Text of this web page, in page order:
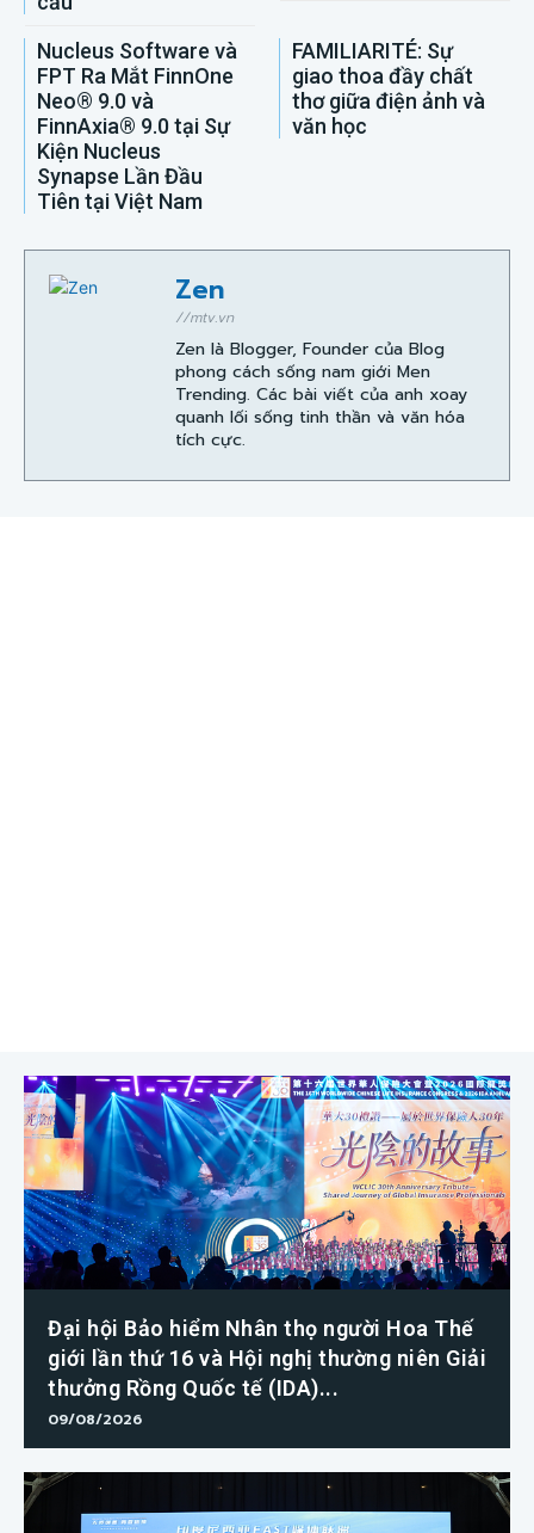
Nucleus Software và
FPT Ra Mắt FinnOne
Neo® 9.0 và
FinnAxia® 9.0 tại Sự
Kiện Nucleus
Synapse Lần Đầu
Tiên tại Việt Nam
FAMILIARITÉ: Sự
giao thoa đầy chất
thơ giữa điện ảnh và
văn học
Zen
//mtv.vn
Zen là Blogger, Founder của Blog
phong cách sống nam giới Men
Trending. Các bài viết của anh xoay
quanh lối sống tinh thần và văn hóa
tích cực.
Đại hội Bảo hiểm Nhân thọ người Hoa Thế
giới lần thứ 16 và Hội nghị thường niên Giải
thưởng Rồng Quốc tế (IDA)...
09/08/2026